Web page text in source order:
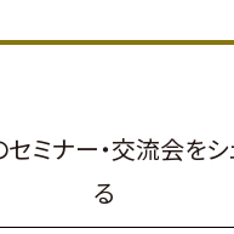
セミナー・交流会を
る